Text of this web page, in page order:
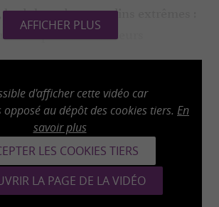
bodyboards, tremplins extrêmes :
pour les amateurs
6 ans
votre équilibre sur l’eau dans
ludique et sportive. Pour les plus
8 ans), un espace sécurisé de
terrestres avecfontainesest à
pour varier les plaisirs :location
AFFICHER PLUS
d'afficher cette vidéo car
opposé au dépôt des cookies tiers. En
savoir plus
LES COOKIES TIERS
LA PAGE DE LA VIDÉO